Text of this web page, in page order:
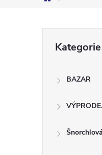
Domů
kategorie
Kategorie
BAZAR